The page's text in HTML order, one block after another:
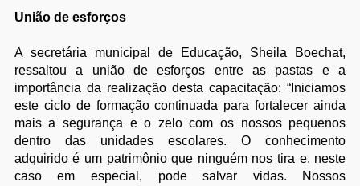
União de esforços
A secretária municipal de Educação, Sheila Boechat,
ressaltou a união de esforços entre as pastas e a
importância da realização desta capacitação: “Iniciamos
este ciclo de formação continuada para fortalecer ainda
mais a segurança e o zelo com os nossos pequenos
dentro das unidades escolares. O conhecimento
adquirido é um patrimônio que ninguém nos tira e, neste
caso em especial, pode salvar vidas. Nossos